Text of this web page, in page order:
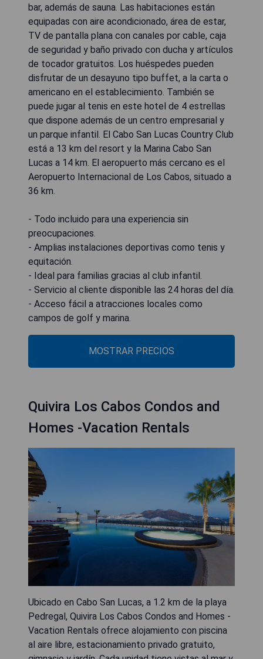
bar, además de sauna. Las habitaciones están
equipadas con aire acondicionado, área de estar,
TV de pantalla plana con canales por cable, caja
de seguridad y baño privado con ducha y artículos
de tocador gratuitos. Los huéspedes pueden
disfrutar de un desayuno tipo buffet, a la carta o
americano en el establecimiento. También se
puede jugar al tenis en este hotel de 4 estrellas
que dispone además de un centro empresarial y
un parque infantil. El Cabo San Lucas Country Club
está a 13 km del resort y la Marina Cabo San
Lucas a 14 km. El aeropuerto más cercano es el
Aeropuerto Internacional de Los Cabos, situado a
36 km.
- Todo incluido para una experiencia sin
preocupaciones.
- Amplias instalaciones deportivas como tenis y
equitación.
- Ideal para familias gracias al club infantil.
- Servicio al cliente disponible las 24 horas del día.
- Acceso fácil a atracciones locales como
campos de golf y marina.
MOSTRAR PRECIOS
Quivira Los Cabos Condos and
Homes -Vacation Rentals
Ubicado en Cabo San Lucas, a 1.2 km de la playa
Pedregal, Quivira Los Cabos Condos and Homes -
Vacation Rentals ofrece alojamiento con piscina
al aire libre, estacionamiento privado gratuito,